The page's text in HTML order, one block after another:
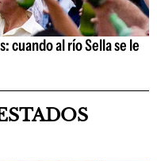
cuando al río Sella se le